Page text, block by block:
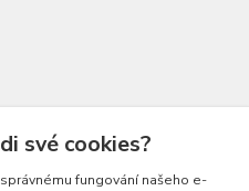
své cookies?
fungování našeho e-